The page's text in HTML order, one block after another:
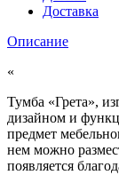
Доставка
Описание
«
Тумба «Грета»,
дизайном и
предмет
нем можно
появляется